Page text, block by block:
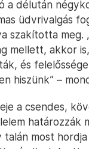
a délután
üdvrivalgás
szakította meg.
mellett, akkor
és
hiszünk” –
a csendes,
határozzák
talán most